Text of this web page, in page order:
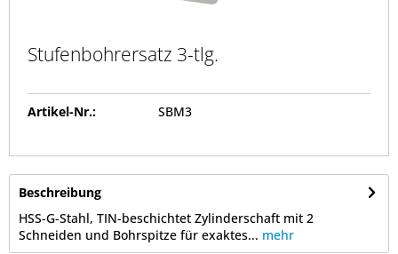
Stufenbohrersatz 3-tlg.
Artikel-Nr.: SBM3
Beschreibung
HSS-G-Stahl, TIN-beschichtet Zylinderschaft mit 2
Schneiden und Bohrspitze für exaktes... mehr